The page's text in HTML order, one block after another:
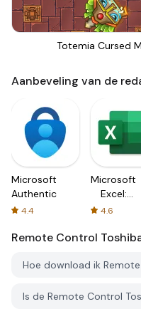
Totemia Cursed
Aanbeveling van de
Microsoft
Authenticator
4.4
Microsoft
Excel:
4.6
Remote Control